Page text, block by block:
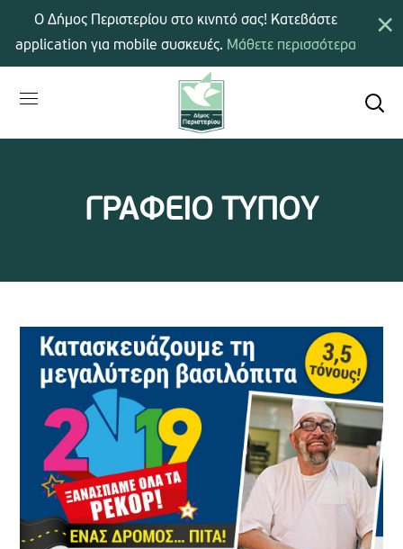
ΓΡΑΦΕΙΟ ΤΥΠΟΥ
×
Ο Δήμος Περιστερίου στο κινητό σας! Κατεβάστε
application για mobile συσκευές. Μάθετε περισσότερα